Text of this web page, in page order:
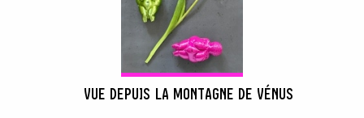
VUE DEPUIS LA MONTAGNE DE VÉNUS